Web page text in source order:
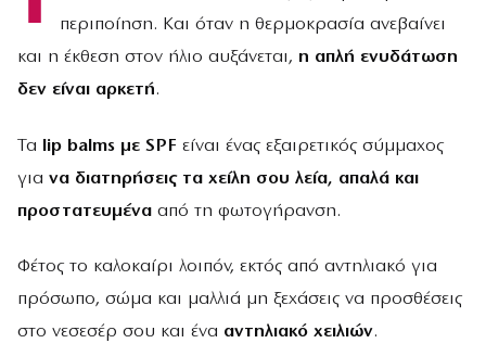
περιποίηση. Και όταν η θερμοκρασία ανεβαίνει
και η έκθεση στον ήλιο αυξάνεται, η απλή ενυδάτωση
δεν είναι αρκετή.
Τα lip balms με SPF είναι ένας εξαιρετικός σύμμαχος
για να διατηρήσεις τα χείλη σου λεία, απαλά και
προστατευμένα από τη φωτογήρανση.
Φέτος το καλοκαίρι λοιπόν, εκτός από αντηλιακό για
πρόσωπο, σώμα και μαλλιά μη ξεχάσεις να προσθέσεις
στο νεσεσέρ σου και ένα αντηλιακό χειλιών.